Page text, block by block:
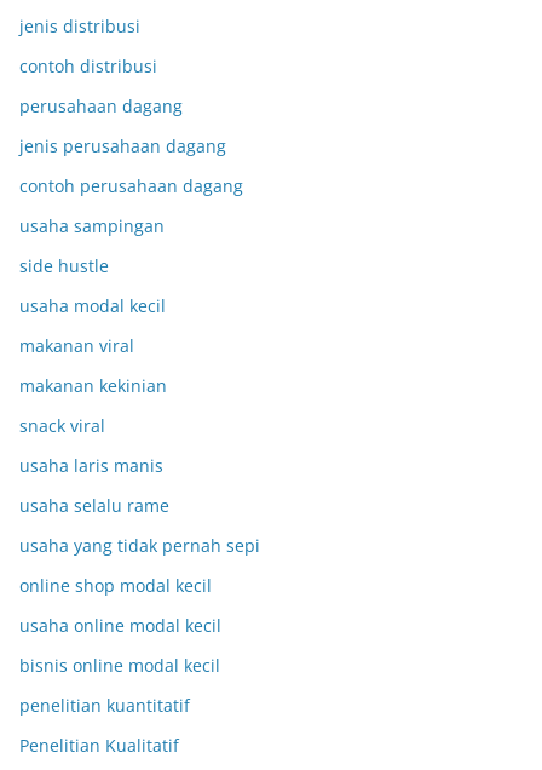
jenis distribusi
contoh distribusi
perusahaan dagang
jenis perusahaan dagang
contoh perusahaan dagang
usaha sampingan
side hustle
usaha modal kecil
makanan viral
makanan kekinian
snack viral
usaha laris manis
usaha selalu rame
usaha yang tidak pernah sepi
online shop modal kecil
usaha online modal kecil
bisnis online modal kecil
penelitian kuantitatif
Penelitian Kualitatif